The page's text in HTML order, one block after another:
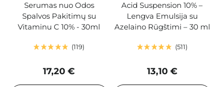
Serumas nuo Odos
Spalvos Pakitimų su
Vitaminu C 10% - 30ml
119
17,20 €
Acid Suspension 10% –
Lengva Emulsija su
Azelaino Rūgštimi – 30 ml
511
13,10 €